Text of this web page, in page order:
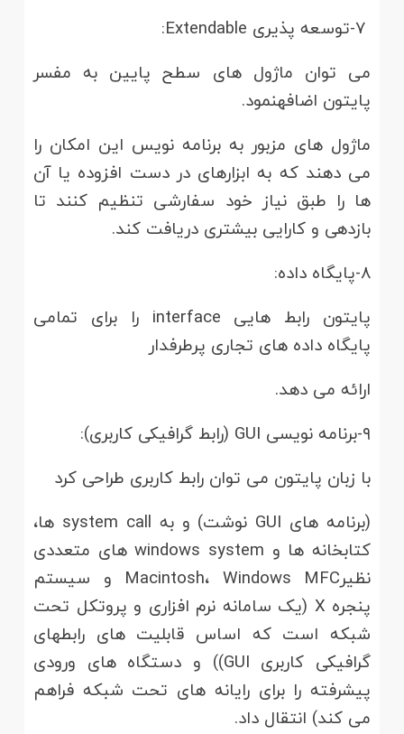
می توان ماژول های سطح پایین به مفسر
پایتون اضافهنمود.
ماژول های مزبور به برنامه نویس این امکان را
می دهند که به ابزارهای در دست افزوده یا آن
ها را طبق نیاز خود سفارشی تنظیم کنند تا
بازدهی و کارایی بیشتری دریافت کند.
۸-پایگاه داده:
پایتون رابط هایی interface را برای تمامی
پایگاه داده های تجاری پرطرفدار
ارائه می دهد.
۹-برنامه نویسی GUI (رابط گرافیکی کاربری):
با زبان پایتون می توان رابط کاربری طراحی کرد
(برنامه های GUI نوشت) و به system call ها،
کتابخانه ها و windows system های متعددی
نظیرMacintosh، Windows MFC و سیستم
پنجره X (یک سامانه نرم افزاری و پروتکل تحت
شبکه است که اساس قابلیت های رابطهای
گرافیکی کاربری GUI)) و دستگاه های ورودی
پیشرفته را برای رایانه های تحت شبکه فراهم
می کند) انتقال داد.